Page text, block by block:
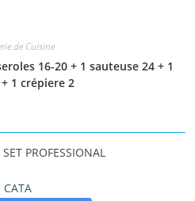
de Cuisine
16-20 + 1 sauteuse 24 + 1
1 crépiere 2
PROFESSIONAL
CATA